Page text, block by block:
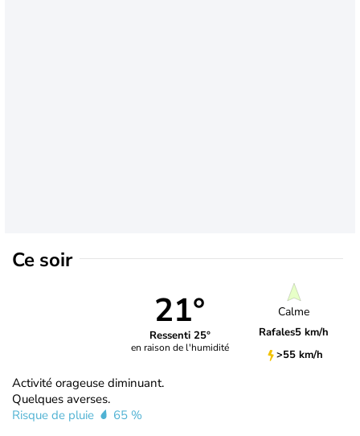
Ce soir
21°
Ressenti 25°
en raison de l'humidité
Calme
Rafales5 km/h
>55 km/h
Activité orageuse diminuant.
Quelques averses.
Risque de pluie
65 %